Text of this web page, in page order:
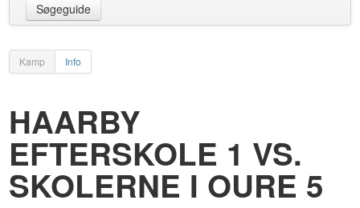
Søgeguide
Kamp Info
HAARBY
EFTERSKOLE 1 VS.
SKOLERNE I OURE 5